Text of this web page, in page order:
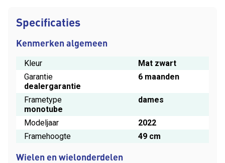
Specificaties
Kenmerken algemeen
Kleur
Mat zwart
Garantie
6 maanden
dealergarantie
Frametype
dames
monotube
Modeljaar
2022
Framehoogte
49 cm
Wielen en wielonderdelen